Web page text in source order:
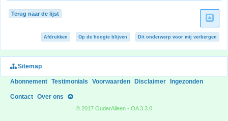
Terug naar de lijst
Afdrukken Op de hoogte blijven Dit onderwerp voor mij verbergen
Sitemap
Abonnement Testimonials Voorwaarden Disclaimer Ingezonden
Contact Over ons
© 2017 OuderAlleen - OA 3.3.0